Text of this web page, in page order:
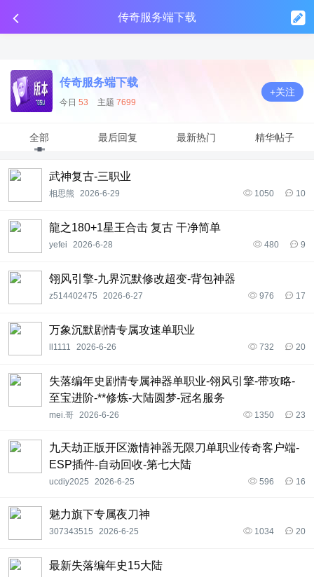
传奇工具分享 点击金币投放广告 点击金币投放广告 点击金币投放广告
传奇服务端下载
传奇服务端下载
今日 53 主题 7699
+关注
全部 最后回复 最新热门 精华帖子
武神复古-三职业
相思熊 2026-6-29 10
1050
龍之180+1星王合击 复古 干净简单
yefei 2026-6-28 9
480
翎风引擎-九界沉默修改超变-背包神器
z514402475 2026-6-27 17
976
万象沉默剧情专属攻速单职业
ll1111 2026-6-26 20
732
失落编年史剧情专属神器单职业-翎风引擎-带攻略-
至宝进阶-**修炼-大陆圆梦-冠名服务
mei.哥 2026-6-26 23
1350
九天劫正版开区激情神器无限刀单职业传奇客户端-
ESP插件-自动回收-第七大陆
ucdiy2025 2026-6-25 16
596
魅力旗下专属夜刀神
307343515 2026-6-25 20
1034
最新失落编年史15大陆